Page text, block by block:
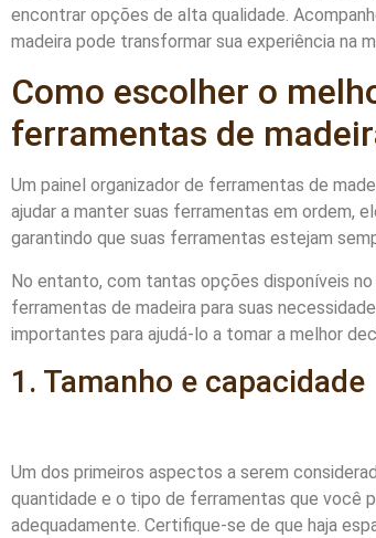
encontrar opções de alta qualidade.
madeira pode transformar sua experiência na
Como escolher o
ferramentas de
Um painel organizador de ferramentas de
ajudar a manter suas ferramentas em ordem,
garantindo que suas ferramentas estejam
No entanto, com tantas opções disponíveis
ferramentas de madeira para suas
importantes para ajudá-lo a tomar a melhor
1. Tamanho e capacidade
Um dos primeiros aspectos a serem
quantidade e o tipo de ferramentas que você
adequadamente. Certifique-se de que haja